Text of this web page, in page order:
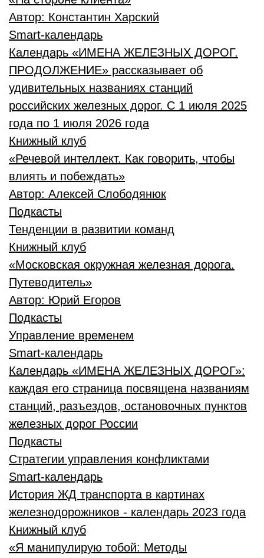
Автор: Константин Харский
Smart-календарь
Календарь «ИМЕНА ЖЕЛЕЗНЫХ ДОРОГ.
ПРОДОЛЖЕНИЕ» рассказывает об
удивительных названиях станций
российских железных дорог. С 1 июля 2025
года по 1 июля 2026 года
Книжный клуб
«Речевой интеллект. Как говорить, чтобы
влиять и побеждать»
Автор: Алексей Слободянюк
Подкасты
Тенденции в развитии команд
Книжный клуб
«Московская окружная железная дорога.
Путеводитель»
Автор: Юрий Егоров
Подкасты
Управление временем
Smart-календарь
Календарь «ИМЕНА ЖЕЛЕЗНЫХ ДОРОГ»:
каждая его страница посвящена названиям
станций, разъездов, остановочных пунктов
железных дорог России
Подкасты
Стратегии управления конфликтами
Smart-календарь
История ЖД транспорта в картинах
железнодорожников - календарь 2023 года
Книжный клуб
«Я манипулирую тобой: Методы